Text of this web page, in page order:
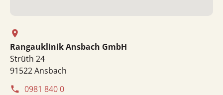
place
Rangauklinik Ansbach GmbH
Strüth 24
91522 Ansbach
phone 0981 840 0